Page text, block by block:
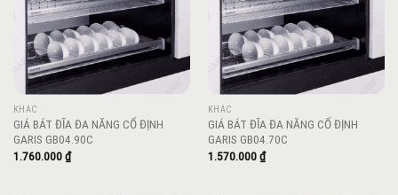
KHÁC
GIÁ BÁT ĐĨA ĐA NĂNG CỐ ĐỊNH
GARIS GB04.90C
1.760.000₫
KHÁC
GIÁ BÁT ĐĨA ĐA NĂNG CỐ ĐỊNH
GARIS GB04.70C
1.570.000₫